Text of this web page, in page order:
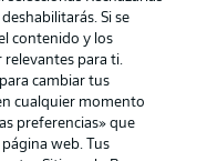
de privacidad
de uso
Si se
contenido y los
relevantes para ti.
cambiar tus
cualquier momento
preferencias» que
web. Tus